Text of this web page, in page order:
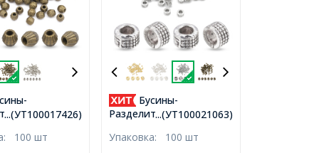
...(УТ100017426)
Бронза,
100 шт
...(УТ100021063)
Бусины-
Разделители
Тибетский Стиль
Упаковка: 100 шт